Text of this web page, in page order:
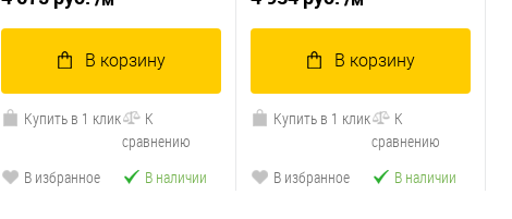
В корзину
Купить в 1 клик
К
сравнению
В избранное
В наличии
В корзину
Купить в 1 клик
К
сравнению
В избранное
В наличии